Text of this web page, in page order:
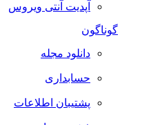
آپدیت آنتی ویروس
گوناگون
دانلود مجله
حسابداری
پشتیبان اطلاعات